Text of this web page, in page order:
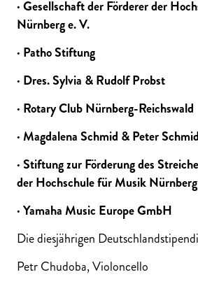
· Gesellschaft der Förderer der
Nürnberg e. V.
· Patho Stiftung
· Dres. Sylvia & Rudolf Probst
· Rotary Club Nürnberg-Reichswald
· Magdalena Schmid & Peter Schmid
· Stiftung zur Förderung des
der Hochschule für Musik Nürnberg
· Yamaha Music Europe GmbH
Die diesjährigen
Petr Chudoba, Violoncello